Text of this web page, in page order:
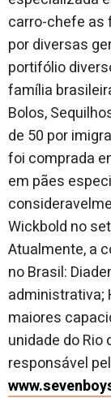
carro-chefe as
por diversas
portifólio
família
Bolos,
de 50 por
foi comprada
em pães
Wickbold no
Atualmente, a
no Brasil:
administrativa;
maiores
unidade do Rio
responsável